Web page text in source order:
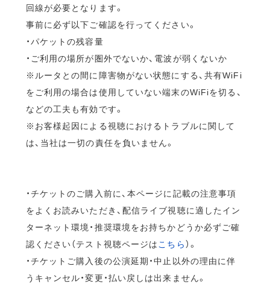
回線が必要となります。
事前に必ず以下ご確認を行ってください。
・パケットの残容量
・ご利用の場所が圏外でないか、電波が弱くないか
※ルータとの間に障害物がない状態にする、共有WiFi
をご利用の場合は使用していない端末のWiFiを切る、
などの工夫も有効です。
※お客様起因による視聴におけるトラブルに関して
は、当社は一切の責任を負いません。
・チケットのご購入前に、本ページに記載の注意事項
をよくお読みいただき、配信ライブ視聴に適したイン
ターネット環境・推奨環境をお持ちかどうか必ずご確
認ください（テスト視聴ページは こちら）。
・チケットご購入後の公演延期・中止以外の理由に伴
うキャンセル・変更・払い戻しは出来ません。